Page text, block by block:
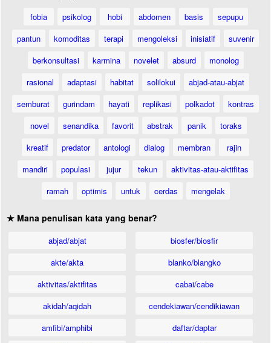
fobia psikolog hobi abdomen basis
sepupu
pantun
komoditas terapi mengoleksi inisiatif
suvenir
berkonsultasi
karmina novelet absurd
monolog
rasional
adaptasi habitat solilokui
abjad-atau-abjat
semburat
gurindam hayati replikasi polkadot
kontras
novel
senandika favorit abstrak panik
toraks
kreatif
predator antologi dialog membran
rajin
mandiri
populasi jujur tekun
aktivitas-atau-aktifitas
ramah
optimis untuk cerdas mengelak
★ Mana penulisan kata yang benar?
abjad/abjat
akte/akta
aktivitas/aktifitas
akidah/aqidah
amfibi/amphibi
biosfer/biosfir
blanko/blangko
cabai/cabe
cendekiawan/cendikiawan
daftar/daptar